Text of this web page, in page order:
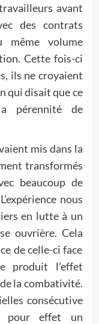
avant
des contrats
même volume
Cette fois-ci
ils ne croyaient
qui disait que ce
pérennité de
mis dans la
transformés
beaucoup de
nous
en lutte à un
ouvrière. Cela
de celle-ci face
produit l’effet
la combativité.
consécutive
pour effet un